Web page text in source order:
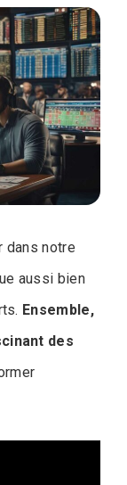
dans notre
aussi bien
Ensemble,
des